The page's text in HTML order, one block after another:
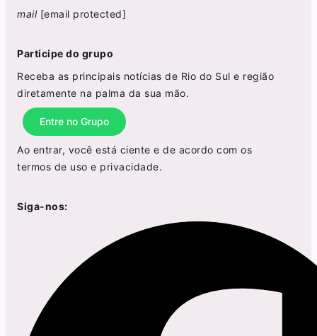
mail [email protected]
Participe do grupo
Receba as principais notícias de Rio do Sul e região
diretamente na palma da sua mão.
Entre no Grupo
Ao entrar, você está ciente e de acordo com os
termos de uso e privacidade.
Siga-nos: